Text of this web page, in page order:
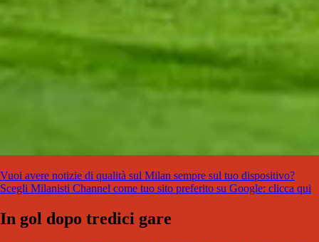
Vuoi avere notizie di qualità sul Milan sempre sul tuo dispositivo?
Scegli Milanisti Channel come tuo sito preferito su Google: clicca qui
In gol dopo tredici gare